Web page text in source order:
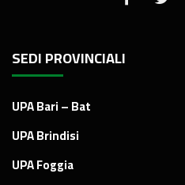
SEDI PROVINCIALI
UPA Bari – Bat
UPA Brindisi
UPA Foggia